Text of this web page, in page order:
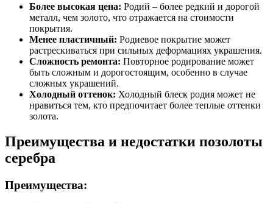
Более высокая цена: Родий – более редкий и дорогой
металл, чем золото, что отражается на стоимости
покрытия.
Менее пластичный: Родиевое покрытие может
растрескиваться при сильных деформациях украшения.
Сложность ремонта: Повторное родирование может
быть сложным и дорогостоящим, особенно в случае
сложных украшений.
Холодный оттенок: Холодный блеск родия может не
нравиться тем, кто предпочитает более теплые оттенки
золота.
Преимущества и недостатки позолоты
серебра
Преимущества: